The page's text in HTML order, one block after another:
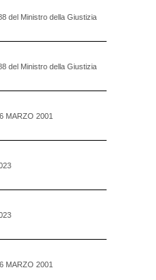
del Ministro della Giustizia
del Ministro della Giustizia
MARZO 2001
MARZO 2001